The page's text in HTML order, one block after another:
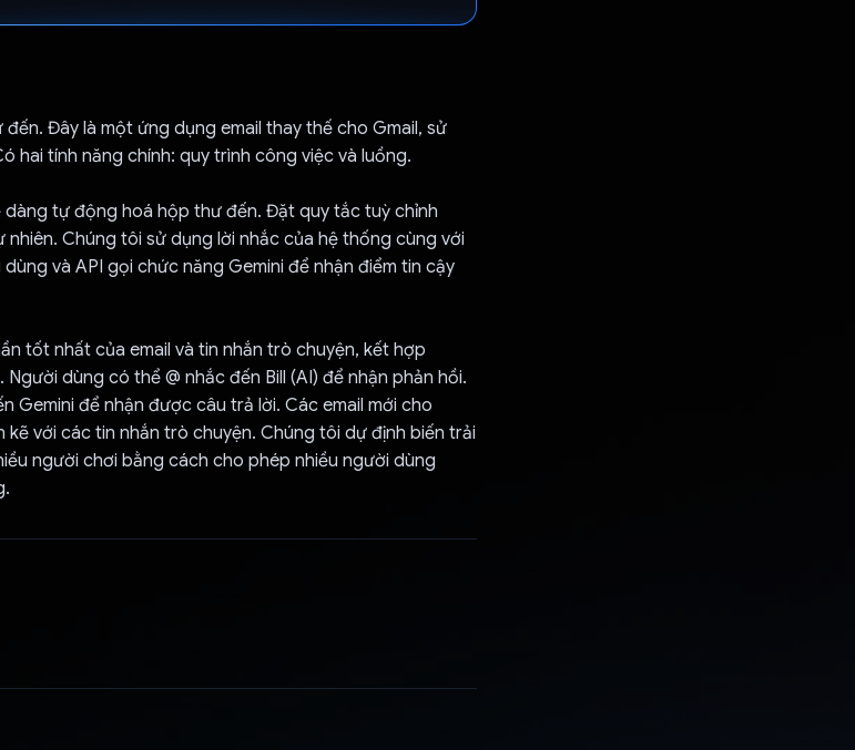
Đây là một ứng dụng email thay thế cho Gmail, sử
hai tính năng chính: quy trình công việc và luồng.
tự động hoá hộp thư đến. Đặt quy tắc tuỳ chỉnh
Chúng tôi sử dụng lời nhắc của hệ thống cùng với
và API gọi chức năng Gemini để nhận điểm tin cậy
tốt nhất của email và tin nhắn trò chuyện, kết hợp
dùng có thể @ nhắc đến Bill (AI) để nhận phản hồi.
Gemini để nhận được câu trả lời. Các email mới cho
với các tin nhắn trò chuyện. Chúng tôi dự định biến trải
người chơi bằng cách cho phép nhiều người dùng